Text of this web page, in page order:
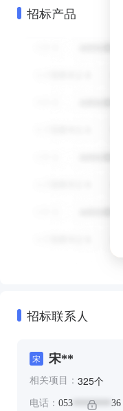
招标产品
招标联系人
宋 宋**
相关项目： 325个
电话： 053 ******** 36